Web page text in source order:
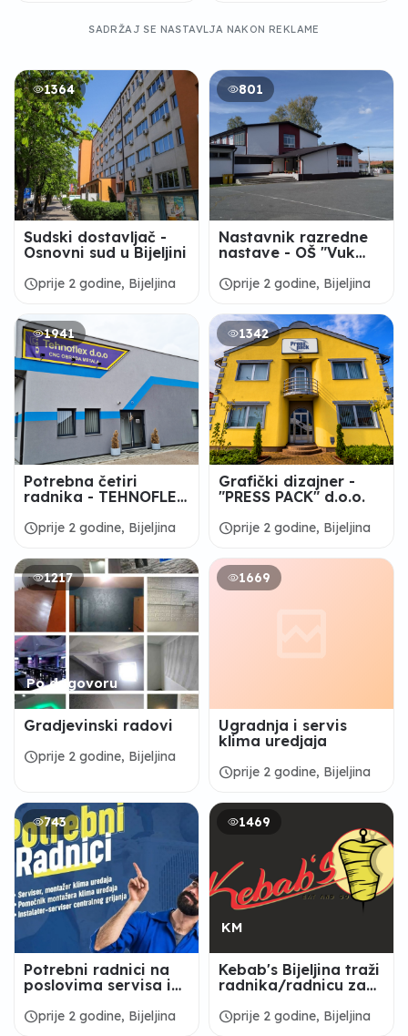
SADRŽAJ SE NASTAVLJA NAKON REKLAME
1364
Sudski dostavljač -
Osnovni sud u Bijeljini
scheduleprije 2 godine, Bijeljina
801
Nastavnik razredne
nastave - OŠ "Vuk
scheduleprije 2 godine, Bijeljina
1941
Potrebna četiri
radnika - TEHNOFLEX
scheduleprije 2 godine, Bijeljina
1342
Grafički dizajner -
"PRESS PACK" d.o.o.
scheduleprije 2 godine, Bijeljina
1217
Po dogovoru
Gradjevinski radovi
scheduleprije 2 godine, Bijeljina
1669
Ugradnja i servis
klima uredjaja
scheduleprije 2 godine, Bijeljina
743
Potrebni radnici na
poslovima servisa i
uređaja
scheduleprije 2 godine, Bijeljina
1469
KM
Kebab's Bijeljina traži
radnika/radnicu za
bijeljini.
scheduleprije 2 godine, Bijeljina